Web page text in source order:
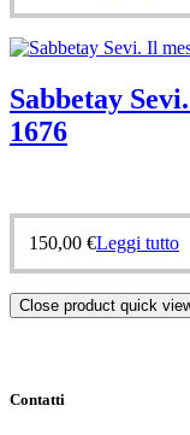
Sabbetay
1676
150,00 €Leggi tutto
Close product quick
Contatti